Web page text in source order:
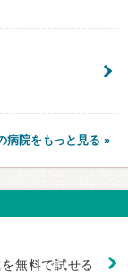
病院をもっと見る »
無料で試せる